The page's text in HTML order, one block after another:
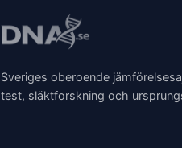
Sveriges oberoende
test, släktforskning och